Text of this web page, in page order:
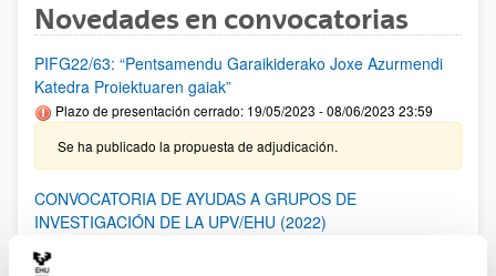
Novedades en convocatorias
PIFG22/63: “Pentsamendu Garaikiderako Joxe Azurmendi
Katedra Proiektuaren gaiak”
Plazo de presentación cerrado: 19/05/2023 - 08/06/2023 23:59
Se ha publicado la propuesta de adjudicación.
CONVOCATORIA DE AYUDAS A GRUPOS DE
INVESTIGACIÓN DE LA UPV/EHU (2022)